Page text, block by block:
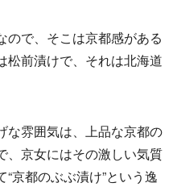
で、そこは京都感がある
松前漬けで、それは北海道
雰囲気は、上品な京都の
、京女にはその激しい気質
京都のぶぶ漬け”という逸